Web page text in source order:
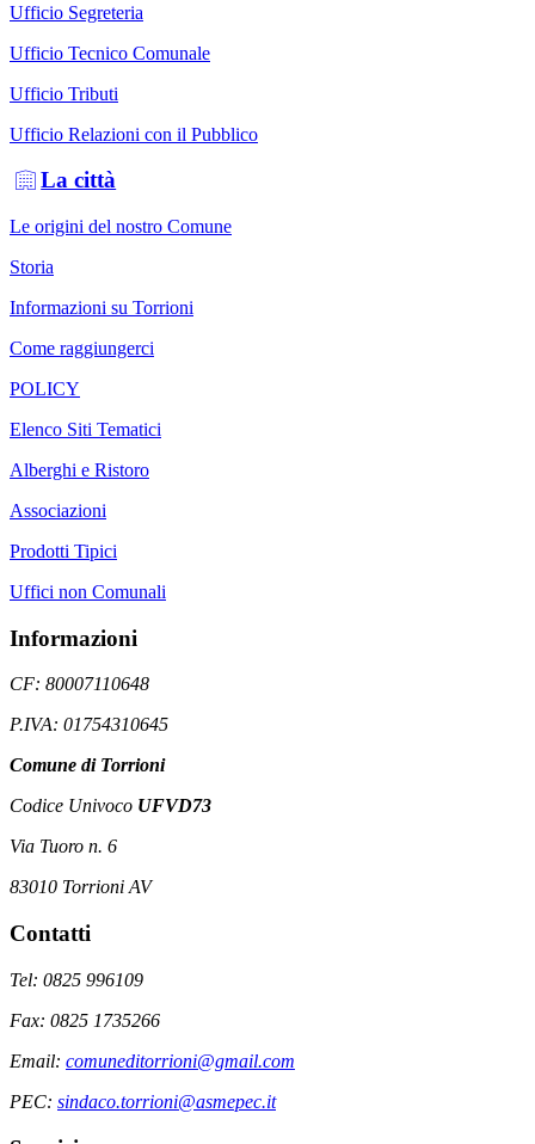
Ufficio Segreteria
Ufficio Tecnico Comunale
Ufficio Tributi
Ufficio Relazioni con il Pubblico
La città
Le origini del nostro Comune
Storia
Informazioni su Torrioni
Come raggiungerci
POLICY
Elenco Siti Tematici
Alberghi e Ristoro
Associazioni
Prodotti Tipici
Uffici non Comunali
Informazioni
CF: 80007110648
P.IVA: 01754310645
Comune di Torrioni
Codice Univoco UFVD73
Via Tuoro n. 6
83010 Torrioni AV
Contatti
Tel: 0825 996109
Fax: 0825 1735266
Email: comuneditorrioni@gmail.com
PEC: sindaco.torrioni@asmepec.it